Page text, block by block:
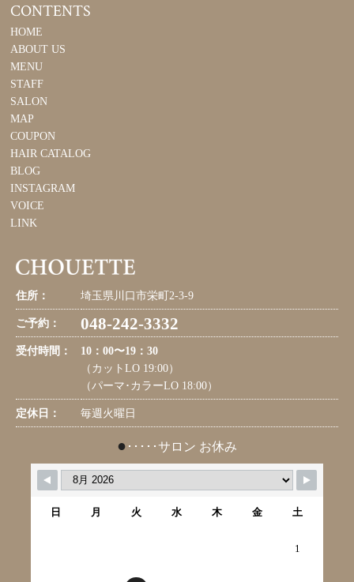
CONTENTS
HOME
ABOUT US
MENU
STAFF
SALON
MAP
COUPON
HAIR CATALOG
BLOG
INSTAGRAM
VOICE
LINK
住所： 埼玉県川口市栄町2-3-9
ご予約： 048-242-3332
受付時間：
10：00〜19：30
（カットLO 19:00）
（パーマ･カラーLO 18:00）
定休日： 毎週火曜日
● ･････サロン お休み
日 月 火 水 木 金 土
1